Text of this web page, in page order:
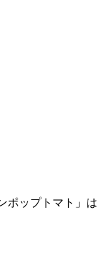
ポップトマト」は